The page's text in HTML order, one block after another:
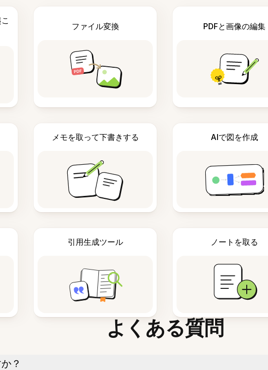
ファイル変換 PDFと画像の編集
メモを取って下書きする AIで図を作成
引用生成ツール ノートを取る
よくある質問
？